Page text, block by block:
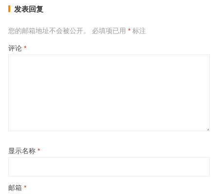
发表回复
您的邮箱地址不会被公开。 必填项已用 *标注
评论 *
显示名称 *
邮箱 *